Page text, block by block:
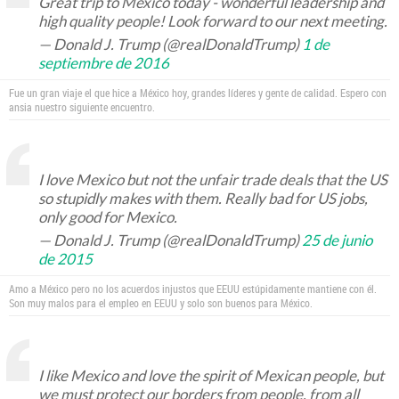
high quality people! Look forward to our next meeting.
— Donald J. Trump (@realDonaldTrump) 1 de
septiembre de 2016
Fue un gran viaje el que hice a México hoy, grandes líderes y gente de calidad. Espero con
ansia nuestro siguiente encuentro.
I love Mexico but not the unfair trade deals that the US
so stupidly makes with them. Really bad for US jobs,
only good for Mexico.
— Donald J. Trump (@realDonaldTrump)25 de junio
de 2015
Amo a México pero no los acuerdos injustos que EEUU estúpidamente mantiene con él.
Son muy malos para el empleo en EEUU y solo son buenos para México.
I like Mexico and love the spirit of Mexican people, but
we must protect our borders from people, from all